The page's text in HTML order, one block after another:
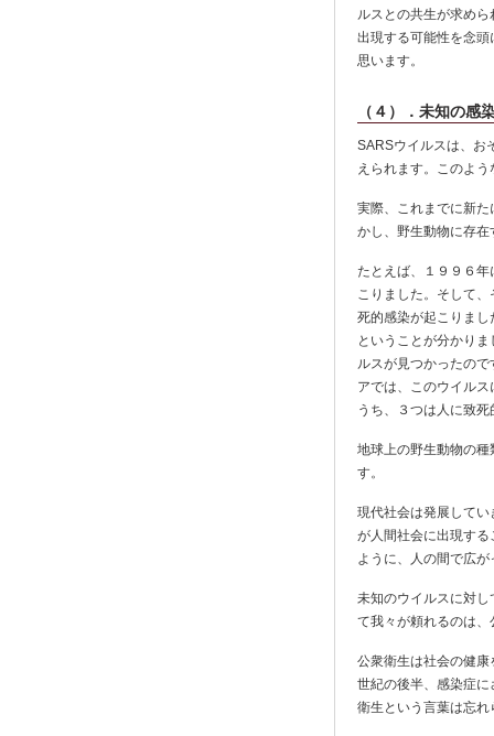
ルスとの共生が求め
出現する可能性を念
思います。
（４）．未知の感
SARSウイルスは、お
えられます。このよ
実際、これまでに新
かし、野生動物に存
たとえば、１９９６
こりました。そして
死的感染が起こりま
ということが分かり
ルスが見つかったの
アでは、このウイル
うち、３つは人に致
地球上の野生動物の
す。
現代社会は発展して
が人間社会に出現す
ように、人の間で広
未知のウイルスに対
て我々が頼れるのは
公衆衛生は社会の健
世紀の後半、感染症
衛生という言葉は忘